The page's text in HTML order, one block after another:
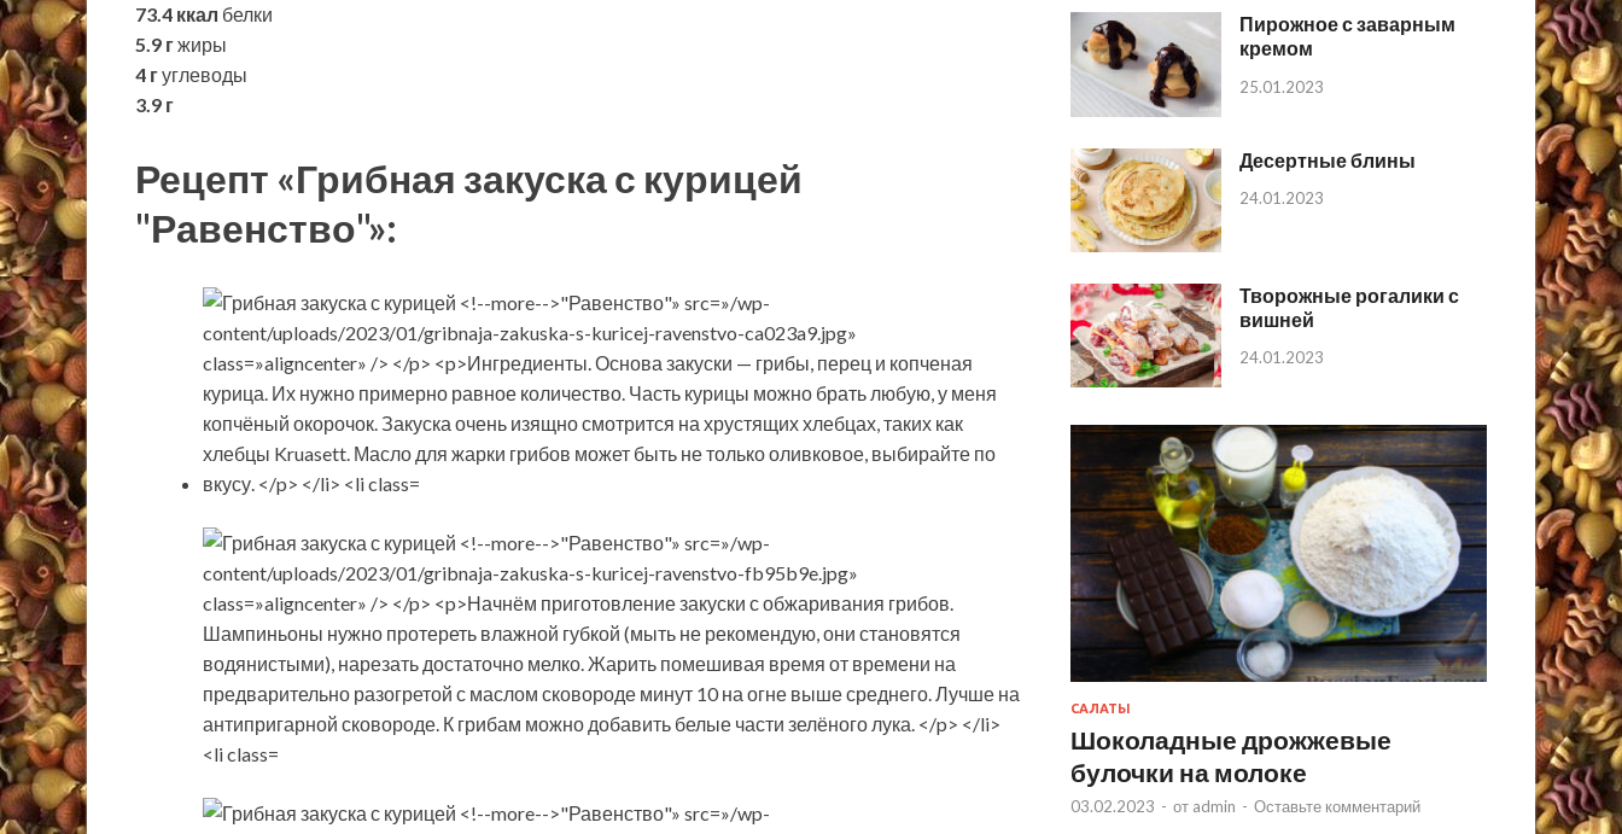
73.4 ккал белки
5.9 гжиры
4 гуглеводы
3.9 г
Рецепт «Грибная закуска с курицей
"Равенство"»:
Пирожное с заварным
кремом
25.01.2023
Десертные блины
24.01.2023
Творожные рогалики с
вишней
24.01.2023
САЛАТЫ
Шоколадные дрожжевые
булочки на молоке
03.02.2023 - от admin - Оставьте комментарий